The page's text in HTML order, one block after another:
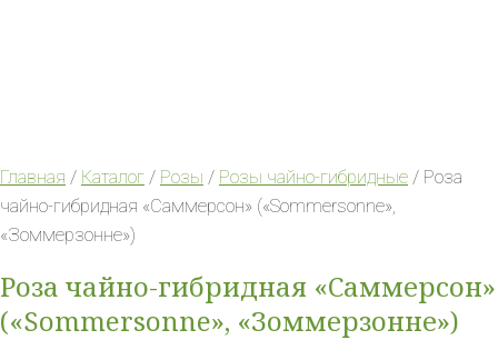
Главная / Каталог / Розы / Розы чайно-гибридные / Роза
чайно-гибридная «Саммерсон» («Sommersonne»,
«Зоммерзонне»)
Роза чайно-гибридная «Саммерсон»
(«Sommersonne», «Зоммерзонне»)